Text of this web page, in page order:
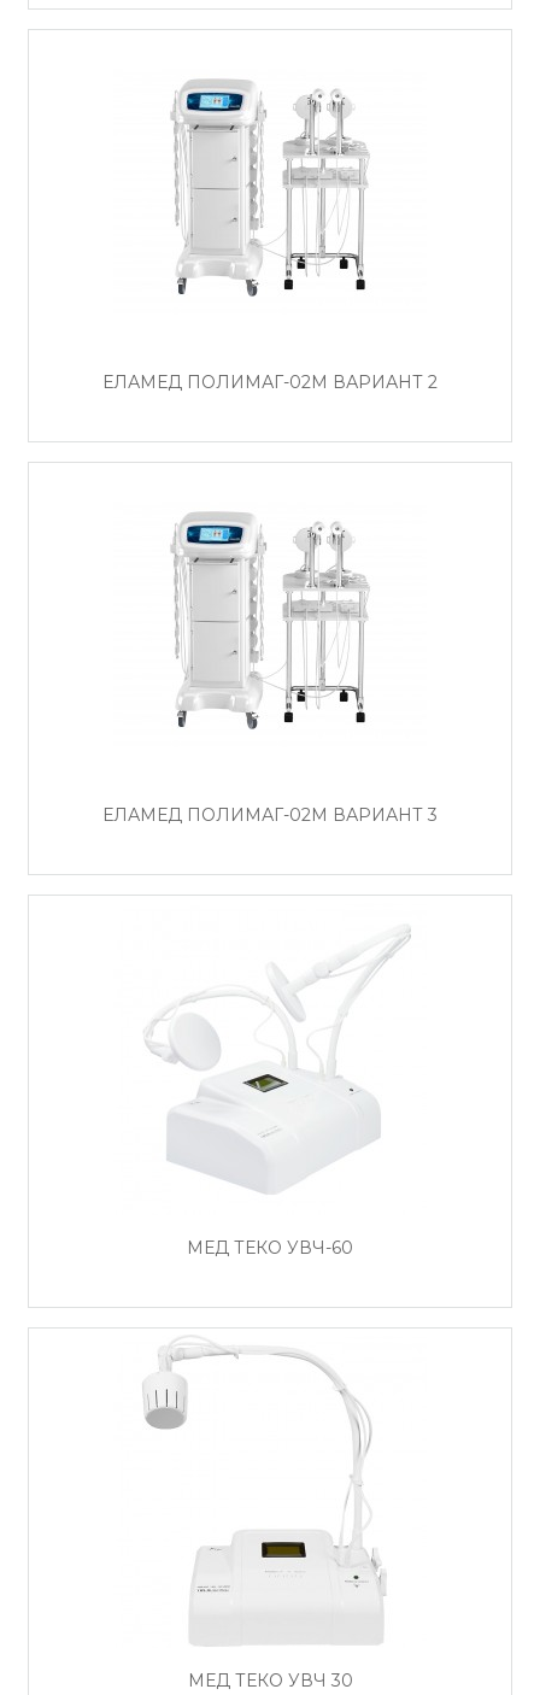
ЕЛАМЕД ПОЛИМАГ-02М ВАРИАНТ 2
ЕЛАМЕД ПОЛИМАГ-02М ВАРИАНТ 3
МЕД ТЕКО УВЧ-60
МЕД ТЕКО УВЧ 30